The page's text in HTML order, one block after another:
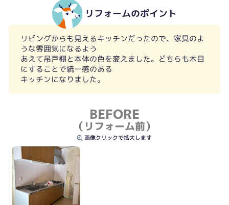
リフォームのポイント
リビングからも見えるキッチンだったので、家具のよ
うな雰囲気になるよう
あえて吊戸棚と本体の色を変えました。どちらも木目
にすることで統一感のある
キッチンになりました。
BEFORE
（リフォーム前）
画像クリックで拡大します